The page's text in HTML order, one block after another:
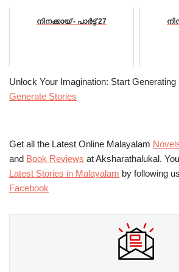
നിനക്കായ് - പാർട്ട്‌ 27
Unlock Your Imagination: Start
Generate Stories
Get all the Latest Online Malayalam
and Book Reviews at Aksharathalukal.
Latest Stories in Malayalam by following
Facebook